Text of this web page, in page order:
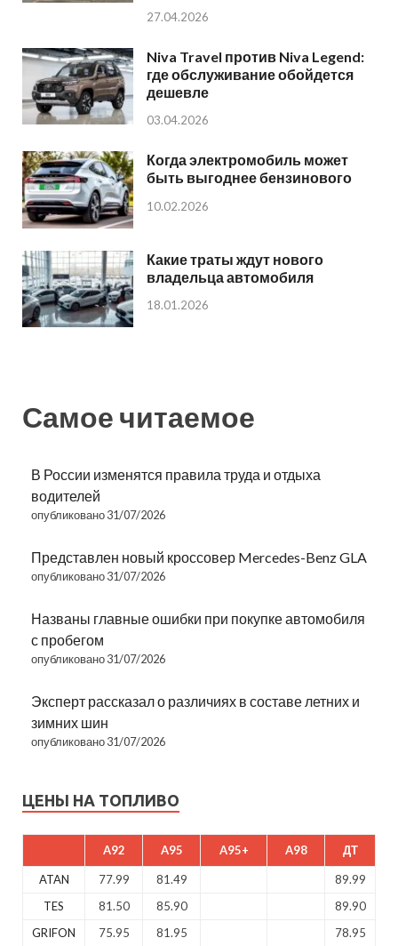
27.04.2026
Niva Travel против Niva Legend:
где обслуживание обойдется
дешевле
03.04.2026
Когда электромобиль может
быть выгоднее бензинового
10.02.2026
Какие траты ждут нового
владельца автомобиля
18.01.2026
Самое читаемое
В России изменятся правила труда и отдыха
водителей
опубликовано 31/07/2026
Представлен новый кроссовер Mercedes-Benz GLA
опубликовано 31/07/2026
Названы главные ошибки при покупке автомобиля
с пробегом
опубликовано 31/07/2026
Эксперт рассказал о различиях в составе летних и
зимних шин
опубликовано 31/07/2026
ЦЕНЫ НА ТОПЛИВО
A92 A95 A95+ A98 ДТ
ATAN 77.99 81.49
89.99
TES
81.50 85.90
89.90
GRIFON
75.95 81.95 78.95